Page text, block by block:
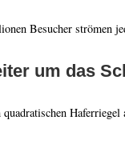
Besucher strömen
um das